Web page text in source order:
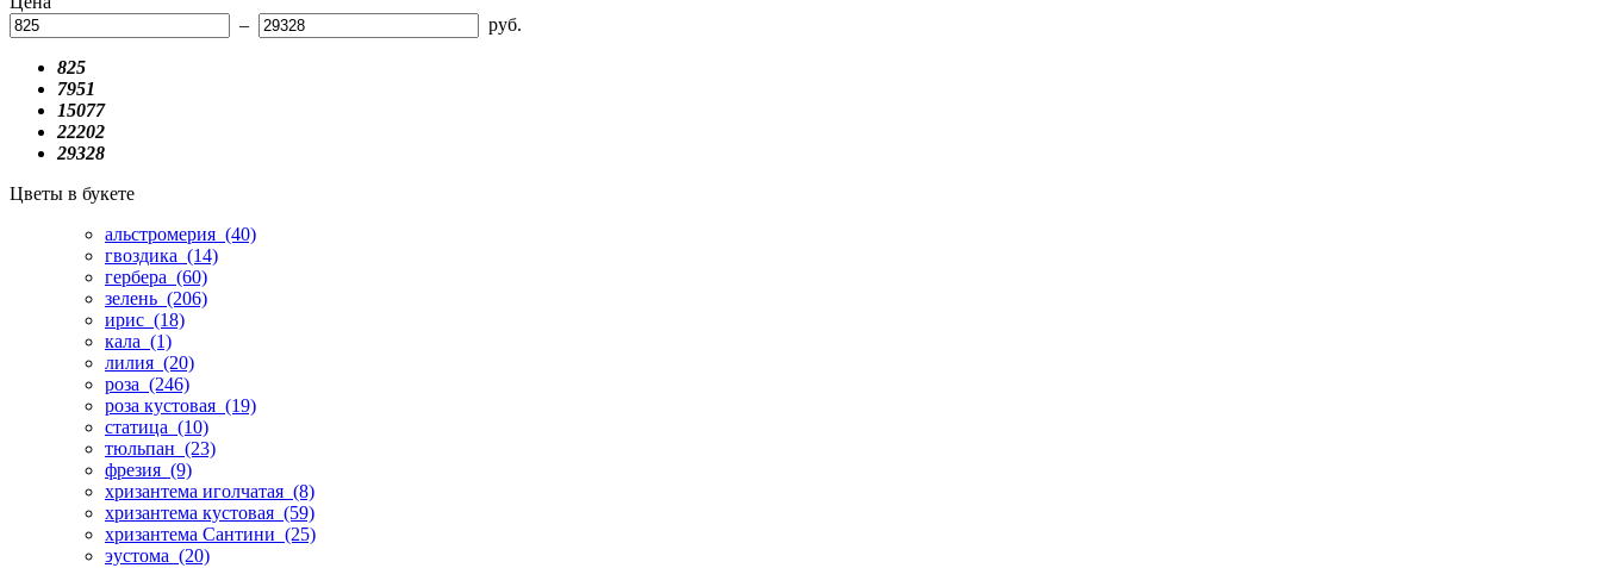
–
руб.
825
7951
15077
22202
29328
Цветы в букете
альстромерия (40)
гвоздика (14)
гербера (60)
зелень (206)
ирис (18)
кала (1)
лилия (20)
роза (246)
роза кустовая (19)
статица (10)
тюльпан (23)
фрезия (9)
хризантема иголчатая (8)
хризантема кустовая (59)
хризантема Сантини (25)
эустома (20)